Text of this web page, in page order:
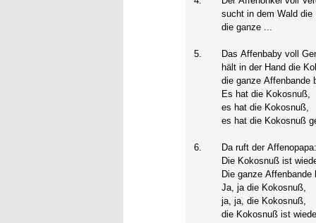
sucht in dem Wald
die ganze ...
5.
Das Affenbaby voll
hält in der Hand die
die ganze Affenbande
Es hat die Kokosnuß,
es hat die Kokosnuß,
es hat die Kokosnuß
6.
Da ruft der
Die Kokosnuß ist
Die ganze Affenbande
Ja, ja die Kokosnuß,
ja, ja, die Kokosnuß,
die Kokosnuß ist